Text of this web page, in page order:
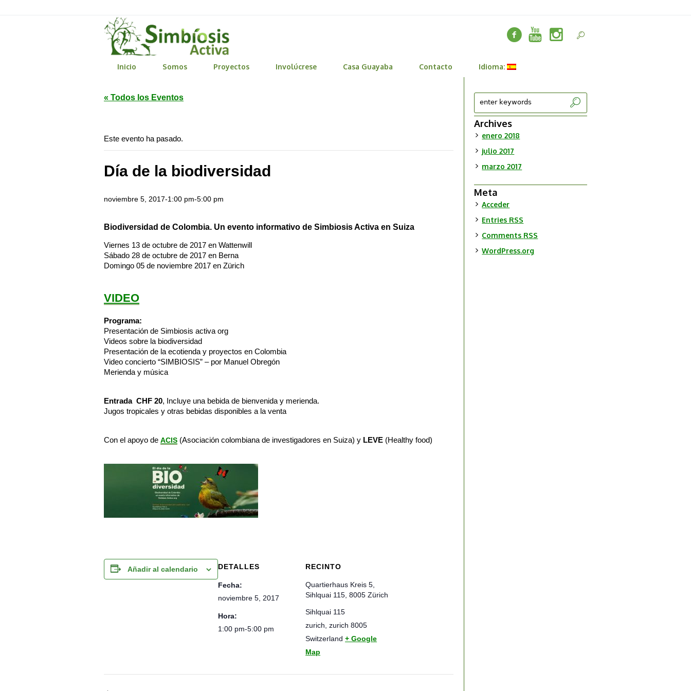
Inicio Somos Proyectos Involúcrese Casa Guayaba Contacto Idioma:
« Todos los Eventos
Este evento ha pasado.
Día de la biodiversidad
noviembre 5, 2017-1:00 pm-5:00 pm
Biodiversidad de Colombia. Un evento informativo de Simbiosis Activa en Suiza
Viernes 13 de octubre de 2017 en Wattenwill
Sábado 28 de octubre de 2017 en Berna
Domingo 05 de noviembre 2017 en Zürich
VIDEO
Programa:
Presentación de Simbiosis activa org
Videos sobre la biodiversidad
Presentación de la ecotienda y proyectos en Colombia
Video concierto “SIMBIOSIS” – por Manuel Obregón
Merienda y música
Entrada CHF 20, Incluye una bebida de bienvenida y merienda.
Jugos tropicales y otras bebidas disponibles a la venta
Con el apoyo de ACIS (Asociación colombiana de investigadores en Suiza) y LEVE (Healthy food)
Añadir al calendario DETALLES
Fecha:
noviembre 5, 2017
Hora:
1:00 pm-5:00 pm
RECINTO
Quartierhaus Kreis 5,
Sihlquai 115, 8005 Zürich
Sihlquai 115
zurich zurich 8005
Switzerland + Google
Map
Archives
enero 2018
julio 2017
marzo 2017
Meta
Acceder
Entries RSS
Comments RSS
WordPress.org